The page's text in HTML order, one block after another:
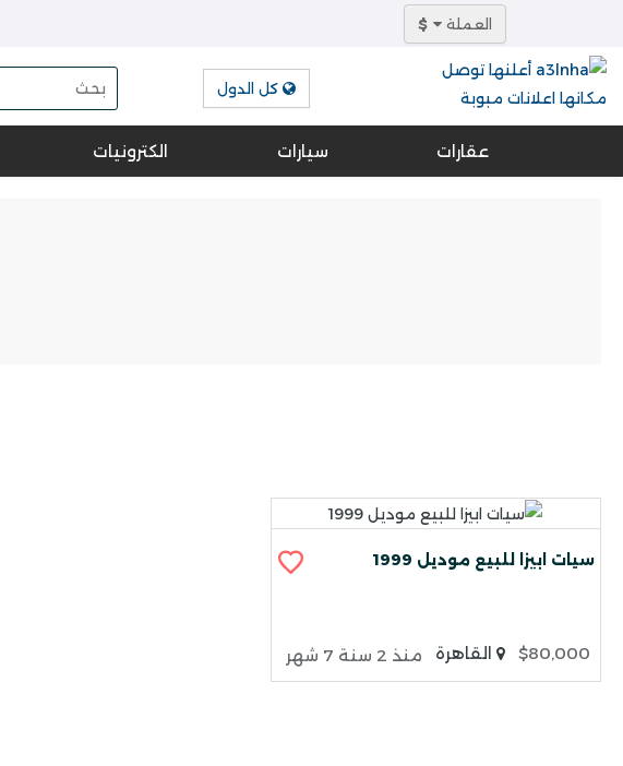
$ العملة
كل الدول
عقارات سيارات الكترونيات
سيات ابيزا للبيع موديل 1999
$80,000 القاهرة منذ 2 سنة 7 شهر